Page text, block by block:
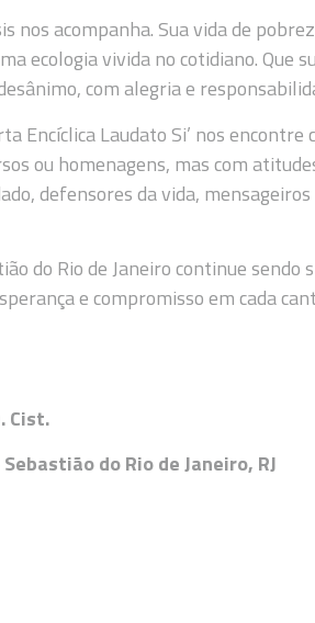
nos acompanha. Sua vida de
ecologia vivida no cotidiano. Que
com alegria e
Encíclica Laudato Si’ nos encontre
ou homenagens, mas com
defensores da vida,
do Rio de Janeiro continue
e compromisso em cada
Cist.
do Rio de Janeiro, RJ